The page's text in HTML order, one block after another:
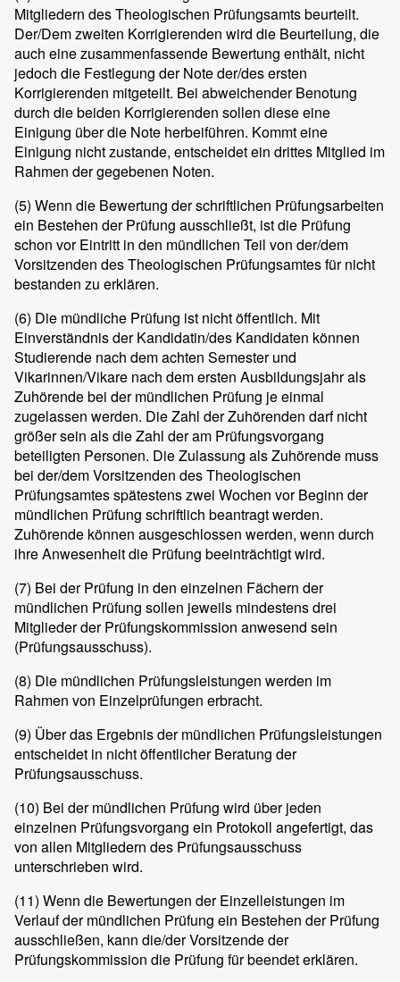
Mitgliedern des Theologischen Prüfungsamts beurteilt.
Der/Dem zweiten Korrigierenden wird die Beurteilung, die
auch eine zusammenfassende Bewertung enthält, nicht
jedoch die Festlegung der Note der/des ersten
Korrigierenden mitgeteilt. Bei abweichender Benotung
durch die beiden Korrigierenden sollen diese eine
Einigung über die Note herbeiführen. Kommt eine
Einigung nicht zustande, entscheidet ein drittes Mitglied im
Rahmen der gegebenen Noten.
(5) Wenn die Bewertung der schriftlichen Prüfungsarbeiten
ein Bestehen der Prüfung ausschließt, ist die Prüfung
schon vor Eintritt in den mündlichen Teil von der/dem
Vorsitzenden des Theologischen Prüfungsamtes für nicht
bestanden zu erklären.
(6) Die mündliche Prüfung ist nicht öffentlich. Mit
Einverständnis der Kandidatin/des Kandidaten können
Studierende nach dem achten Semester und
Vikarinnen/Vikare nach dem ersten Ausbildungsjahr als
Zuhörende bei der mündlichen Prüfung je einmal
zugelassen werden. Die Zahl der Zuhörenden darf nicht
größer sein als die Zahl der am Prüfungsvorgang
beteiligten Personen. Die Zulassung als Zuhörende muss
bei der/dem Vorsitzenden des Theologischen
Prüfungsamtes spätestens zwei Wochen vor Beginn der
mündlichen Prüfung schriftlich beantragt werden.
Zuhörende können ausgeschlossen werden, wenn durch
ihre Anwesenheit die Prüfung beeinträchtigt wird.
(7) Bei der Prüfung in den einzelnen Fächern der
mündlichen Prüfung sollen jeweils mindestens drei
Mitglieder der Prüfungskommission anwesend sein
(Prüfungsausschuss).
(8) Die mündlichen Prüfungsleistungen werden im
Rahmen von Einzelprüfungen erbracht.
(9) Über das Ergebnis der mündlichen Prüfungsleistungen
entscheidet in nicht öffentlicher Beratung der
Prüfungsausschuss.
(10) Bei der mündlichen Prüfung wird über jeden
einzelnen Prüfungsvorgang ein Protokoll angefertigt, das
von allen Mitgliedern des Prüfungsausschuss
unterschrieben wird.
(11) Wenn die Bewertungen der Einzelleistungen im
Verlauf der mündlichen Prüfung ein Bestehen der Prüfung
ausschließen, kann die/der Vorsitzende der
Prüfungskommission die Prüfung für beendet erklären.